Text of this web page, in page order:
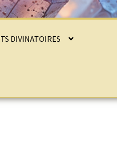
DIVINATOIRES